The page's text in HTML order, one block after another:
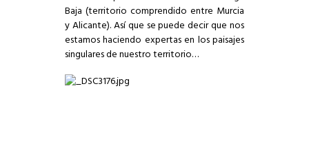
Baja (territorio comprendido entre Murcia
y Alicante). Así que se puede decir que nos
estamos haciendo expertas en los paisajes
singulares de nuestro territorio…